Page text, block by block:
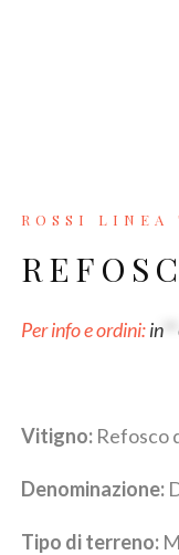
ROSSI LINEA
Per info e ordini:in**
Vitigno:Refosco
Denominazione:
Tipo di terreno: